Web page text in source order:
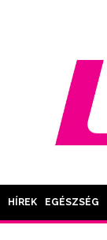
HÍREK EGÉSZSÉG